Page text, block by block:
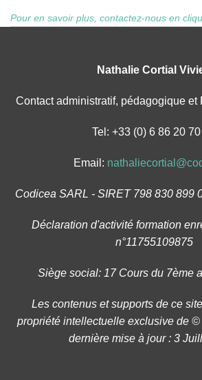
Pour en savoir plus, contactez-nous en
Nathalie Cortial
Contact administratif, pédagogique et
Tel: +33 (0) 6 86 20
Email:
Codicea SARL - SIRET 798 830 899
Déclaration d'activité formation
n°11755109875
Siège social: 17 Cours du 7ème
Les contenus et supports de ce
propriété intellectuelle exclusive de
dernière mise à jour : 3